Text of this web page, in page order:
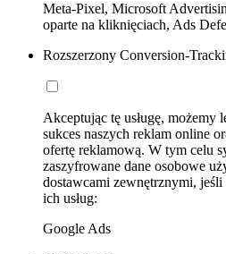
Meta-Pixel, Microsoft
oparte na kliknięciach, Ads
Rozszerzony Conversion-
Akceptując tę usługę, możemy
sukces naszych reklam online
ofertę reklamową. W tym celu
zaszyfrowane dane osobowe
dostawcami zewnętrznymi,
ich usług:
Google Ads